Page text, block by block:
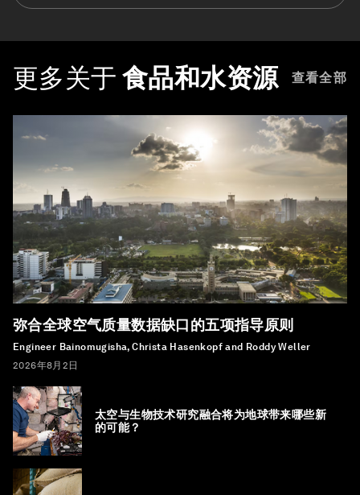
更多关于 食品和水资源 查看全部
弥合全球空气质量数据缺口的五项指导原则
Engineer Bainomugisha, Christa Hasenkopf and Roddy Weller
2026年8月2日
太空与生物技术研究融合将为地球带来哪些新
的可能？